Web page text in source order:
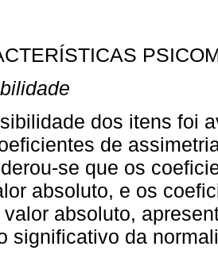
dos itens foi
de
se que os
absoluto, e os
valor absoluto,
significativo da